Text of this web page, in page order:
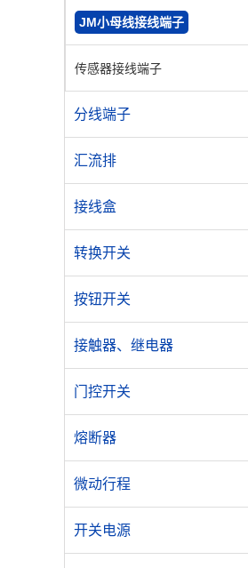
JM小母线接线端子
传感器接线端子
分线端子
汇流排
接线盒
转换开关
按钮开关
接触器、继电器
门控开关
熔断器
微动行程
开关电源